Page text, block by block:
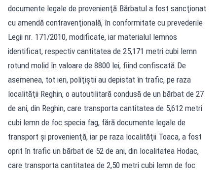
documente legale de provenienţă.Bărbatul a fost sancţionat
cu amendă contravenţională, în conformitate cu prevederile
Legii nr. 171/2010, modificate, iar materialul lemnos
identificat, respectiv cantitatea de 25,171 metri cubi lemn
rotund molid în valoare de 8800 lei, fiind confiscată.De
asemenea, tot ieri, poliţiştii au depistat în trafic, pe raza
localităţii Reghin, o autoutilitară condusă de un bărbat de 27
de ani, din Reghin, care transporta cantitatea de 5,612 metri
cubi lemn de foc specia fag, fără documente legale de
transport şi provenienţă, iar pe raza localităţii Toaca, a fost
oprit în trafic un bărbat de 52 de ani, din localitatea Hodac,
care transporta cantitatea de 2,50 metri cubi lemn de foc